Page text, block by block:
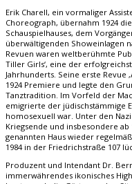
Erik Charell, ein vormaliger
Choreograph, übernahm 1924
Schauspielhauses, dem
überwältigenden Showeinlagen
Revuen waren weltberühmte
Tiller Girls‘, eine der
Jahrhunderts. Seine erste Revue
1924 Premiere und legte den
Tanztradition. Im Vorfeld der
emigrierte der jüdischstämmige
homosexuell war. Unter den
Kriegsende und insbesondere
genannten Haus wieder
1984 in der Friedrichstraße 107
Produzent und Intendant Dr.
immerwährendes ikonisches